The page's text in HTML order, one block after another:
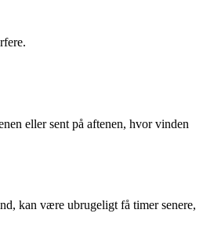
eller sent på aftenen, hvor vinden
kan være ubrugeligt få timer senere,